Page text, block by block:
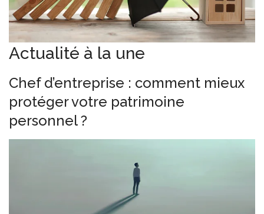
Actualité à la une
Chef d’entreprise : comment mieux
protéger votre patrimoine
personnel ?